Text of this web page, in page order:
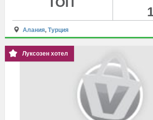
Алания,Турция
Луксозен хотел